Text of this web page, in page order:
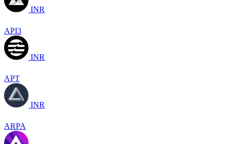
INR
API3
INR
APT
INR
ARPA